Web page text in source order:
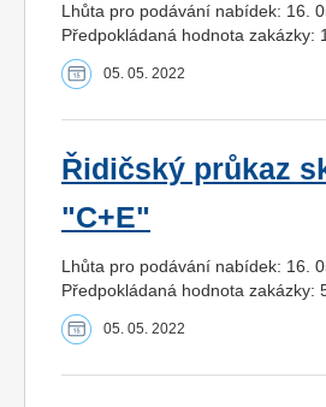
Lhůta pro podávání nabídek: 16.
Předpokládaná hodnota zakázky:
05. 05. 2022
Řidičský průkaz
"C+E"
Lhůta pro podávání nabídek: 16.
Předpokládaná hodnota zakázky:
05. 05. 2022